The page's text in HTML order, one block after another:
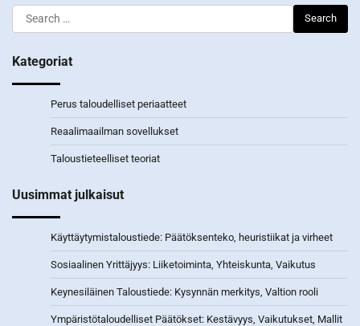
Search
for:
Kategoriat
Perus taloudelliset periaatteet
Reaalimaailman sovellukset
Taloustieteelliset teoriat
Uusimmat julkaisut
Käyttäytymistaloustiede: Päätöksenteko, heuristiikat ja virheet
Sosiaalinen Yrittäjyys: Liiketoiminta, Yhteiskunta, Vaikutus
Keynesiläinen Taloustiede: Kysynnän merkitys, Valtion rooli
Ympäristötaloudelliset Päätökset: Kestävyys, Vaikutukset, Mallit